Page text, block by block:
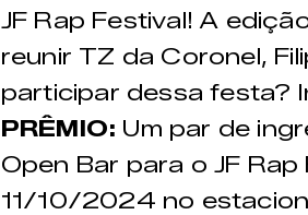
JF Rap Festival! A
reunir TZ da Coronel,
participar dessa festa?
PRÊMIO: Um par de
Open Bar para o JF
11/10/2024 no